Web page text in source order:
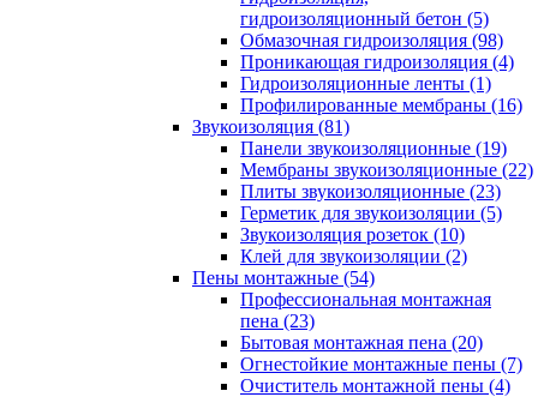
гидроизоляционный бетон (5)
Обмазочная гидроизоляция (98)
Проникающая гидроизоляция (4)
Гидроизоляционные ленты (1)
Профилированные мембраны (16)
Звукоизоляция (81)
Панели звукоизоляционные (19)
Мембраны звукоизоляционные (22)
Плиты звукоизоляционные (23)
Герметик для звукоизоляции (5)
Звукоизоляция розеток (10)
Клей для звукоизоляции (2)
Пены монтажные (54)
Профессиональная монтажная
пена (23)
Бытовая монтажная пена (20)
Огнестойкие монтажные пены (7)
Очиститель монтажной пены (4)